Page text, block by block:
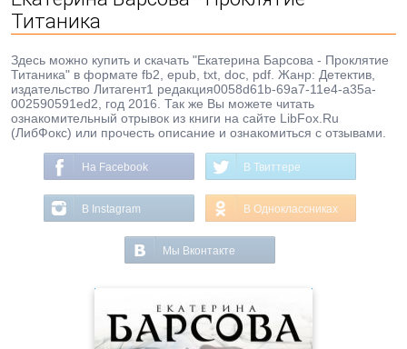
Титаника
Здесь можно купить и скачать "Екатерина Барсова - Проклятие
Титаника" в формате fb2, epub, txt, doc, pdf. Жанр: Детектив,
издательство Литагент1 редакция0058d61b-69a7-11e4-a35a-
002590591ed2, год 2016. Так же Вы можете читать
ознакомительный отрывок из книги на сайте LibFox.Ru
(ЛибФокс) или прочесть описание и ознакомиться с отзывами.
На Facebook В Твиттере
В Instagram В Одноклассниках
Мы Вконтакте